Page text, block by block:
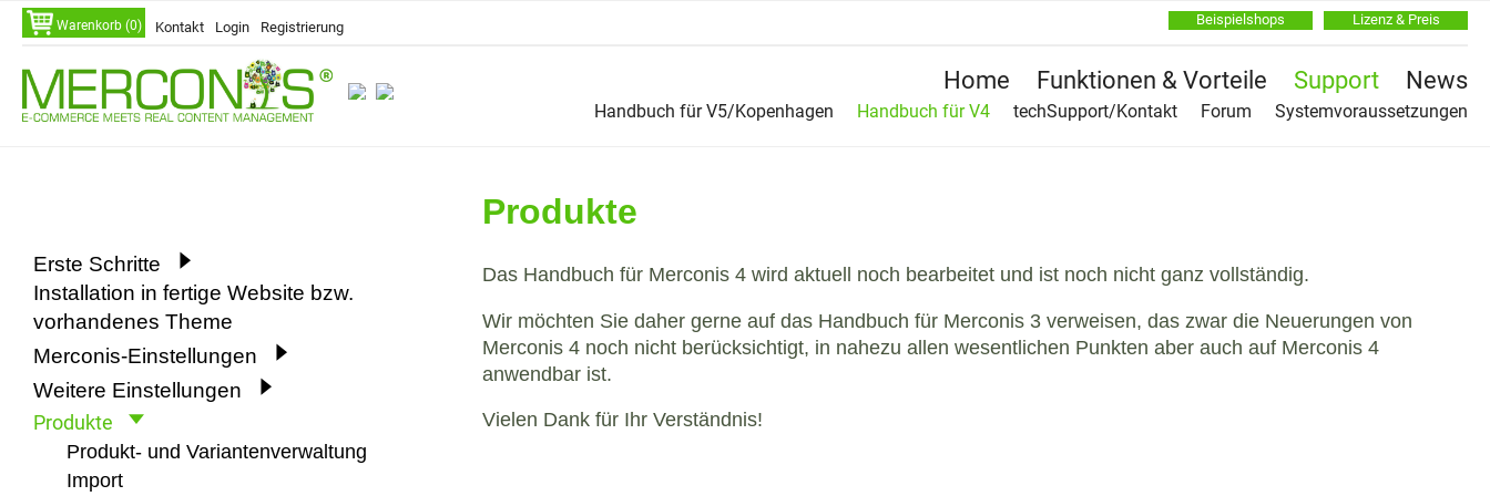
Warenkorb (0)
Navigation
überspringen
Kontakt Login Registrierung Beispielshops Lizenz & Preis
Home Funktionen & Vorteile Support News
Handbuch für V5/Kopenhagen Handbuch für V4 techSupport/Kontakt Forum Systemvoraussetzungen
Produkte
Das Handbuch für Merconis 4 wird aktuell noch bearbeitet und ist noch nicht ganz vollständig.
Wir möchten Sie daher gerne auf das Handbuch für Merconis 3 verweisen, das zwar die Neuerungen von
Merconis 4 noch nicht berücksichtigt, in nahezu allen wesentlichen Punkten aber auch auf Merconis 4
anwendbar ist.
Vielen Dank für Ihr Verständnis!
Navigation
überspringen
Erste Schritte
Installation in fertige Website bzw.
vorhandenes Theme
Merconis-Einstellungen
Weitere Einstellungen
Produkte
Produkt- und Variantenverwaltung
Import